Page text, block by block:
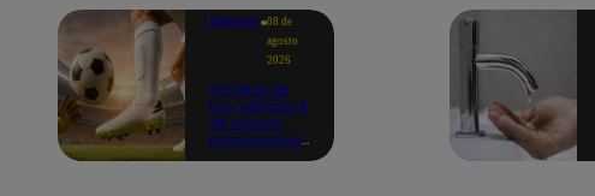
Deportes 08 de
agosto
2026
Partidos de
hoy, sábado 8
de agosto:
programación